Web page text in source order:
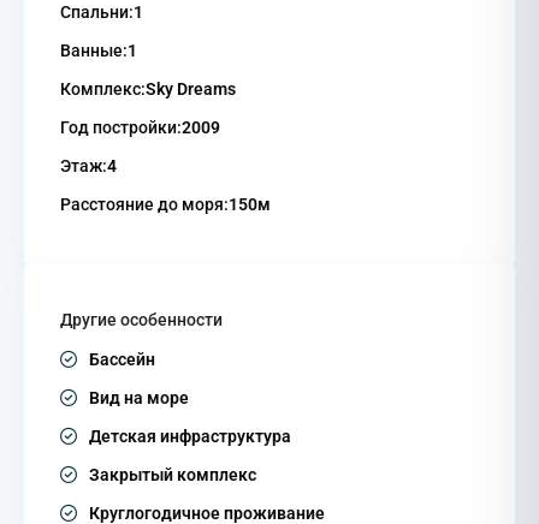
Спальни:1
Ванные:1
Комплекс:Sky Dreams
Год постройки:2009
Этаж:4
Расстояние до моря:150м
Другие особенности
Бассейн
Вид на море
Детская инфраструктура
Закрытый комплекс
Круглогодичное проживание